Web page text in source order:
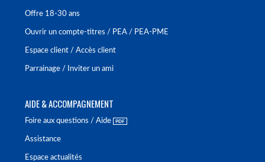
Offre 18-30 ans
Ouvrir un compte-titres / PEA / PEA-PME
Espace client / Accès client
Parrainage / Inviter un ami
AIDE & ACCOMPAGNEMENT
Foire aux questions / Aide
Assistance
Espace actualités